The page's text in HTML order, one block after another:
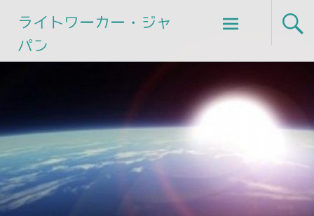
ライトワーカー・ジャ
パン
Skip
to